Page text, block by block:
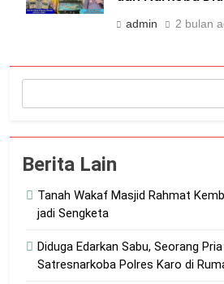
admin 2 bulan
Berita Lain
Tanah Wakaf Masjid Rahmat
jadi Sengketa
Diduga Edarkan Sabu, Seorang
Satresnarkoba Polres Karo di